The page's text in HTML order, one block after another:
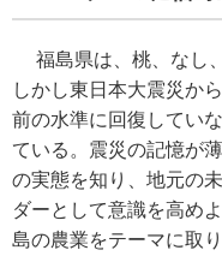
福島県は、桃、なし
しかし東日本大震災から
前の水準に回復してい
ている。震災の記憶が
の実態を知り、地元の
ダーとして意識を高めよ
島の農業をテーマに取り